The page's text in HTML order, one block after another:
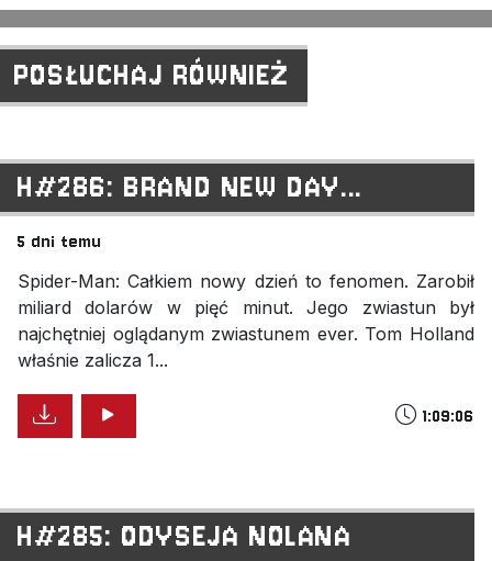
POSŁUCHAJ RÓWNIEŻ
H#286: BRAND NEW DAY...
5 dni temu
Spider-Man: Całkiem nowy dzień to fenomen. Zarobił
miliard dolarów w pięć minut. Jego zwiastun był
najchętniej oglądanym zwiastunem ever. Tom Holland
właśnie zalicza 1...
1:09:06
H#285: ODYSEJA NOLANA